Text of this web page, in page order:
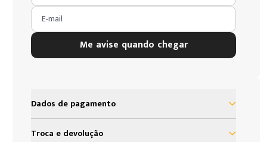
E-mail
Me avise quando chegar
Dados de pagamento
Troca e devolução